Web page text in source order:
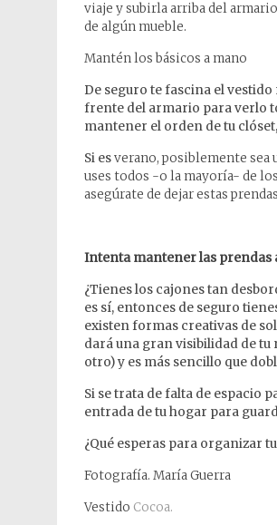
viaje y subirla arriba del
de algún mueble.
Mantén los básicos a mano
De seguro te fascina el
frente del armario para verlo
mantener el orden de tu
Si esverano, posiblemente sea
uses todos -o la mayoría- de
asegúrate de dejar estas
Intenta mantener las prendas
¿Tienes los cajones tan
es sí, entonces de seguro
existen formas creativas de
dará una gran visibilidad de tu
otro) y es más sencillo que
Si se trata de falta de espacio
entrada de tu hogar para
¿Qué esperas para organizar
Fotografía. María Guerra
Vestido Cocoa.